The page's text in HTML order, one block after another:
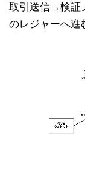
取引送信→検証
のレジャーへ進